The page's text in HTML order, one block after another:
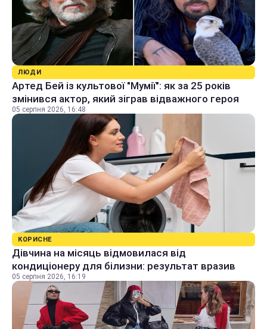
ЛЮДИ
Артед Бей із культової "Мумії": як за 25 років
змінився актор, який зіграв відважного героя
05 серпня 2026, 16:48
КОРИСНЕ
Дівчина на місяць відмовилася від
кондиціонеру для білизни: результат вразив
05 серпня 2026, 16:19